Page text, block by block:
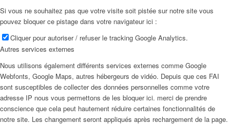
Si vous ne souhaitez pas que votre visite soit pistée sur notre site vous
pouvez bloquer ce pistage dans votre navigateur ici :
Cliquer pour autoriser / refuser le tracking Google Analytics.
Autres services externes
Nous utilisons également différents services externes comme Google
Webfonts, Google Maps, autres hébergeurs de vidéo. Depuis que ces FAI
sont susceptibles de collecter des données personnelles comme votre
adresse IP nous vous permettons de les bloquer ici. merci de prendre
conscience que cela peut hautement réduire certaines fonctionnalités de
notre site. Les changement seront appliqués après rechargement de la page.